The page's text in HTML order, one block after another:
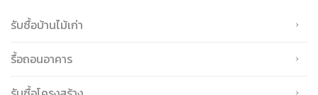
รับซื้อบ้านไม้เก่า
รื้อถอนอาคาร